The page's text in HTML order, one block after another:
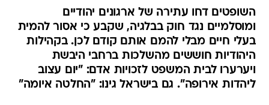
השופטים דחו עתירה של ארגונים יהודיים
ומוסלמיים נגד חוק בבלגיה, שקבע כי אסור להמית
בעלי חיים מבלי להמם אותם קודם לכן. בקהילות
היהודיות חוששים מהשלכות ברחבי היבשת
ויערערו לבית המשפט לזכויות אדם: "יום עצוב
ליהדות אירופה". גם בישראל גינו: "החלטה איומה"